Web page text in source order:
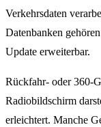
Verkehrsdaten
Datenbanken
Update erweiterbar.
Rückfahr- oder 360-
Radiobildschirm
erleichtert. Manche